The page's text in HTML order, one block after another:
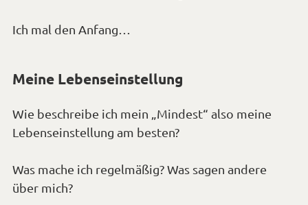
Ich mal den Anfang…
Meine Lebenseinstellung
Wie beschreibe ich mein „Mindest“ also meine
Lebenseinstellung am besten?
Was mache ich regelmäßig? Was sagen andere
über mich?